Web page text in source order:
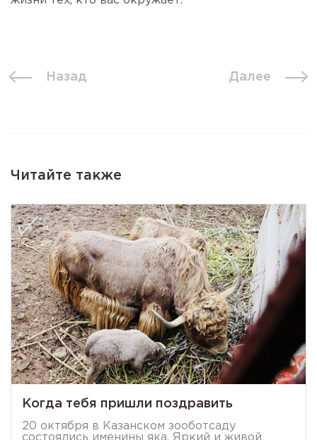
Назад Далее
Читайте также
Когда тебя пришли поздравить
20 октября в Казанском зооботсаду
состоялись именины яка. Яркий и живой